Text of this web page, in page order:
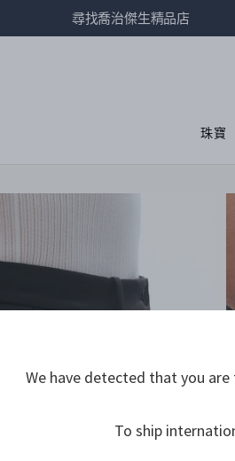
尋找喬治傑生精品店
珠寶
We have detected that you
To ship